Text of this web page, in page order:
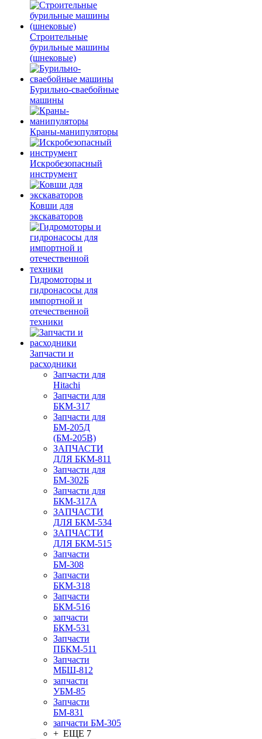
Строительные
бурильные машины
(шнековые)
Бурильно-сваебойные
машины
Краны-манипуляторы
Искробезопасный
инструмент
Ковши для
экскаваторов
Гидромоторы и
гидронасосы для
импортной и
отечественной
техники
Запчасти и
расходники
Запчасти для
Hitachi
Запчасти для
БКМ-317
Запчасти для
БМ-205Д
(БМ-205В)
ЗАПЧАСТИ
ДЛЯ БКМ-811
Запчасти для
БМ-302Б
Запчасти для
БКМ-317А
ЗАПЧАСТИ
ДЛЯ БКМ-534
ЗАПЧАСТИ
ДЛЯ БКМ-515
Запчасти
БМ-308
Запчасти
БКМ-318
Запчасти
БКМ-516
запчасти
БКМ-531
Запчасти
ПБКМ-511
Запчасти
МБШ-812
запчасти
УБМ-85
Запчасти
БМ-831
запчасти БМ-305
+ ЕЩЕ 7